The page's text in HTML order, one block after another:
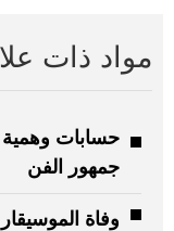
مواد ذات
حسابات
جمهور الفن
وفاة